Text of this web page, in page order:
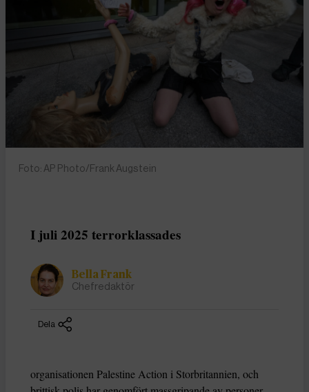
Foto: AP Photo/Frank Augstein
I juli 2025 terrorklassades
Bella Frank
Chefredaktör
Dela
organisationen Palestine Action i Storbritannien, och